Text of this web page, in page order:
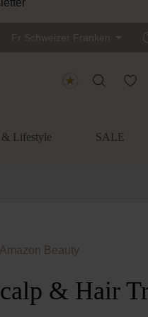
Fr Schweizer Franken
Du
& Lifestyle SALE
Beauty
& Hair